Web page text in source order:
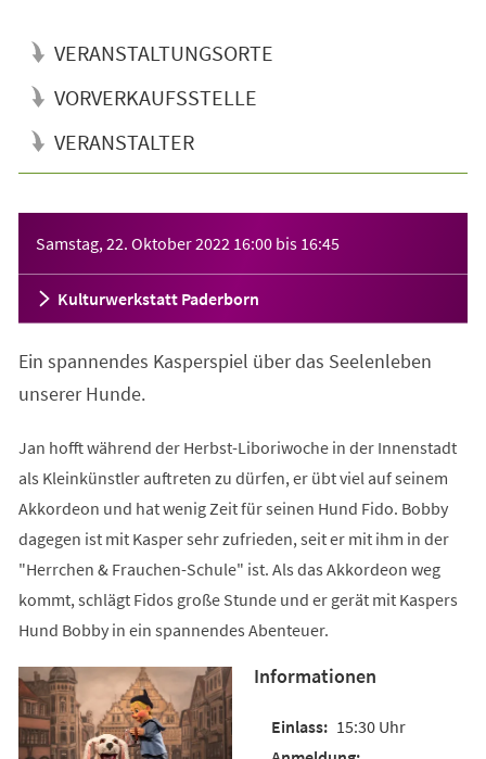
VERANSTALTUNGSORTE
VORVERKAUFSSTELLE
VERANSTALTER
Samstag, 22. Oktober 2022 16:00 bis 16:45
Kulturwerkstatt Paderborn
Ein spannendes Kasperspiel über das Seelenleben
unserer Hunde.
Jan hofft während der Herbst-Liboriwoche in der Innenstadt
als Kleinkünstler auftreten zu dürfen, er übt viel auf seinem
Akkordeon und hat wenig Zeit für seinen Hund Fido. Bobby
dagegen ist mit Kasper sehr zufrieden, seit er mit ihm in der
"Herrchen & Frauchen-Schule" ist. Als das Akkordeon weg
kommt, schlägt Fidos große Stunde und er gerät mit Kaspers
Hund Bobby in ein spannendes Abenteuer.
Informationen
15:30 Uhr